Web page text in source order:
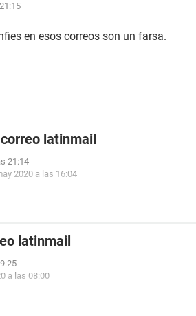
en esos correos son un farsa.
latinmail
21:14
2020 a las 16:04
latinmail
a las 08:00